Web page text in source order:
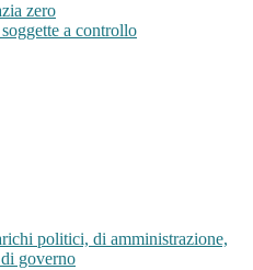
zero
a controllo
politici, di amministrazione,
governo